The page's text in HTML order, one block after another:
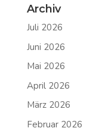
Archiv
Juli 2026
Juni 2026
Mai 2026
April 2026
März 2026
Februar 2026